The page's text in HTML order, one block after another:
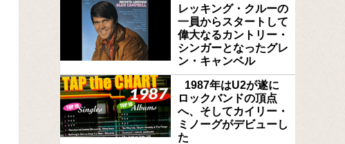
レッキング・クルーの
一員からスタートして
偉大なるカントリー・
シンガーとなったグレ
ン・キャンベル
1987年はU2が遂に
ロックバンドの頂点
へ、そしてカイリー・
ミノーグがデビューし
た